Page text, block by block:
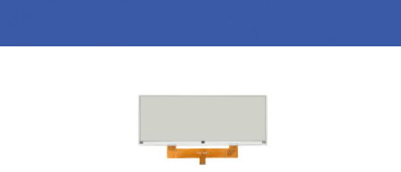
类型，可在不同温度条件下使用。 双色电子纸显示